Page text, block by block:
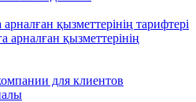
қызметтерінің тарифтері
арналған қызметтерінің
для клиентов